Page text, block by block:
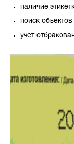
наличие
поиск объектов
учет